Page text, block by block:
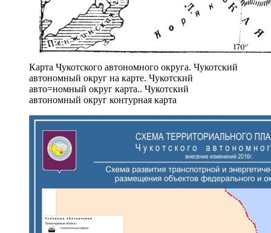
Карта Чукотского автономного округа. Чукотский
автономный округ на карте. Чукотский
авто=номный округ карта.. Чукотский
автономный округ контурная карта